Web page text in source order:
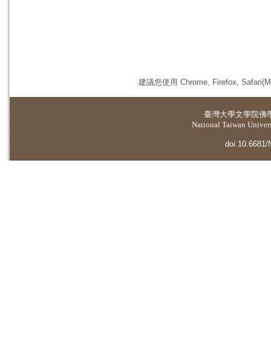
建議您使用 Chrome, Firefox,
臺灣大學文學院佛
National Taiwan
doi:10.6681/